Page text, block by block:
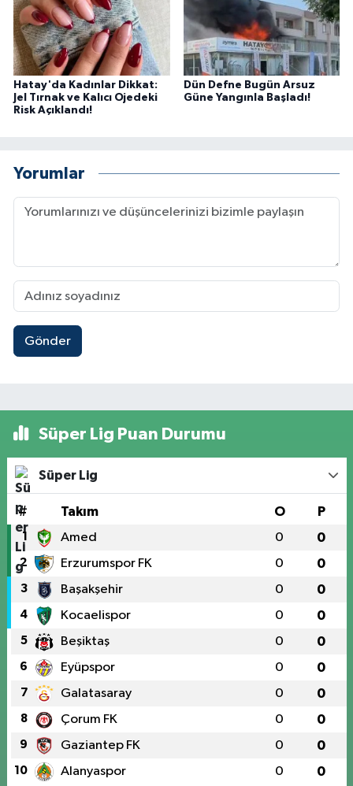
Hatay'da Kadınlar Dikkat:
Jel Tırnak ve Kalıcı Ojedeki
Risk Açıklandı!
Dün Defne Bugün Arsuz
Güne Yangınla Başladı!
Yorumlar
Gönder
Süper Lig Puan Durumu
Süper Lig
# Takım O P
1 Amed 0 0
2 Erzurumspor FK 0 0
3 Başakşehir 0 0
4 Kocaelispor 0 0
5 Beşiktaş 0 0
6 Eyüpspor 0 0
7 Galatasaray 0 0
8 Çorum FK 0 0
9 Gaziantep FK 0 0
10 Alanyaspor 0 0